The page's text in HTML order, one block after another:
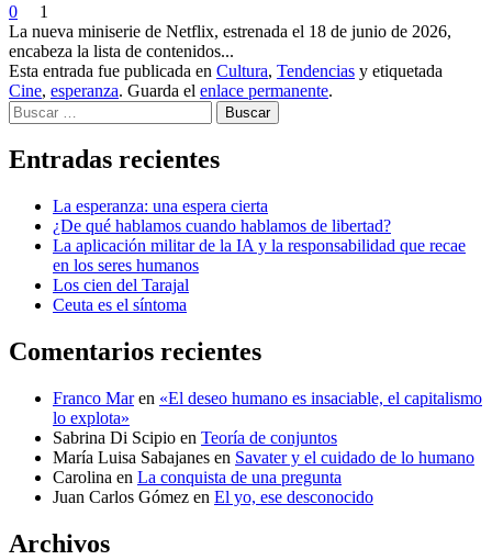
0
1
La nueva miniserie de Netflix, estrenada el 18 de junio de 2026,
encabeza la lista de contenidos...
Esta entrada fue publicada en Cultura, Tendencias y etiquetada
Cine, esperanza. Guarda el enlace permanente.
Buscar
Entradas recientes
La esperanza: una espera cierta
¿De qué hablamos cuando hablamos de libertad?
La aplicación militar de la IA y la responsabilidad que recae
en los seres humanos
Los cien del Tarajal
Ceuta es el síntoma
Comentarios recientes
Franco Maren «El deseo humano es insaciable, el capitalismo
lo explota»
Sabrina Di Scipio en Teoría de conjuntos
María Luisa Sabajanes en Savater y el cuidado de lo humano
Carolina en La conquista de una pregunta
Juan Carlos Gómez en El yo, ese desconocido
Archivos